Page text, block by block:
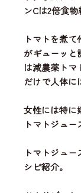
ンCは2倍食物
トマトを煮
がギューッと
は減農薬トマ
だけで人体に
女性には特に
トマトジュー
トマトジュ
シピ紹介。